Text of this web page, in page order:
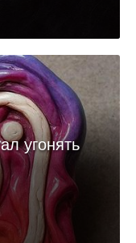
угонять